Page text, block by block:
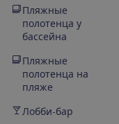
Пляжные
полотенца у
бассейна
Пляжные
полотенца на
пляже
Лобби-бар